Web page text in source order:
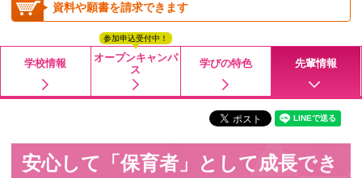
資料や願書を請求できます
学校情報
オープンキャンパ
ス
参加申込受付中！
学びの特色 先輩情報
安心して「保育者」として成長でき